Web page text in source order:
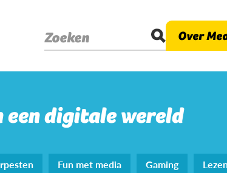
Zoeken Over
een digitale wereld
Fun met media Gaming